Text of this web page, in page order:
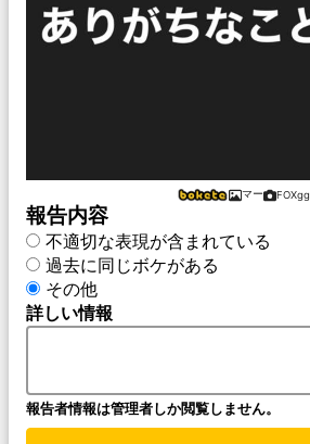
マー FOXgg
報告内容
不適切な表現が含まれている
過去に同じボケがある
その他
詳しい情報
報告者情報は管理者しか閲覧しません。